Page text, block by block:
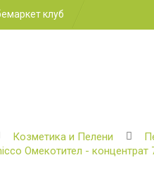
клуб
Козметика и Пелени
Омекотител - концентрат